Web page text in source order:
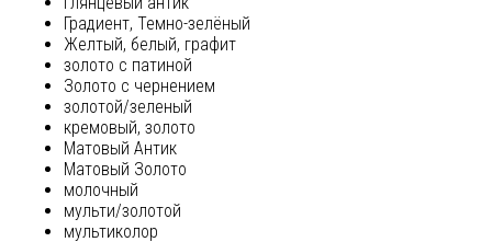
Градиент, Темно-зелёный
Желтый, белый, графит
золото с патиной
Золото с чернением
золотой/зеленый
кремовый, золото
Матовый Антик
Матовый Золото
молочный
мульти/золотой
мультиколор